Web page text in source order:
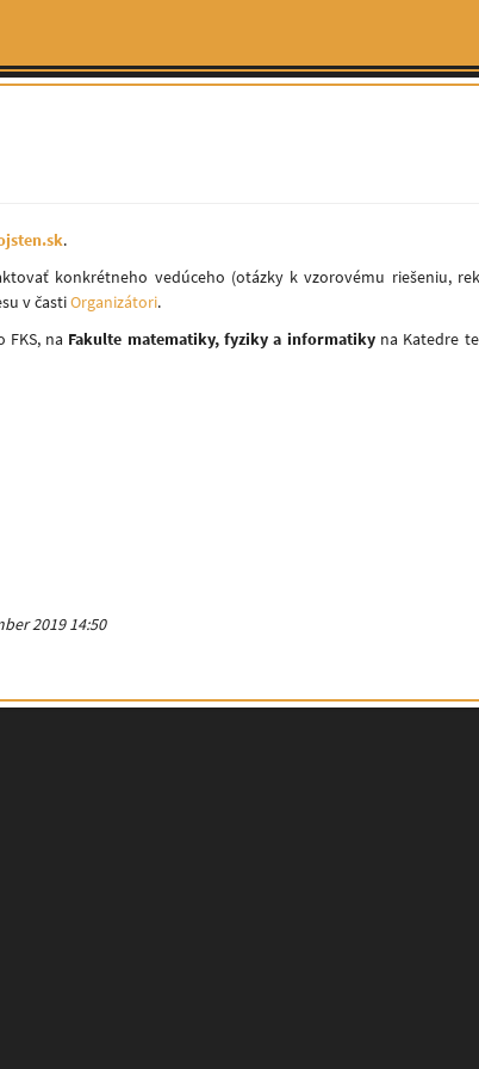
.
konkrétneho vedúceho (otázky k vzorovému riešeniu,
v častiOrganizátori.
FKS, na Fakulte matematiky, fyziky a informatikyna Katedre
2019 14:50